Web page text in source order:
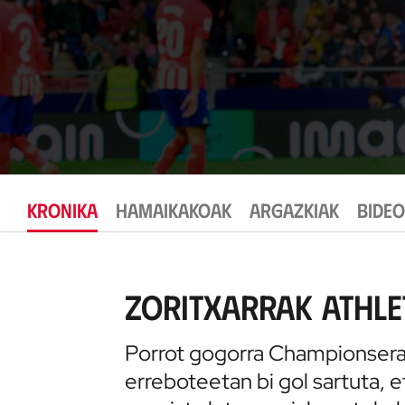
KRONIKA HAMAIKAKOAK ARGAZKIAK
Zoritxarrak
Porrot gogorra
erreboteetan bi gol sartuta,